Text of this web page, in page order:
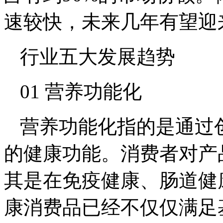
速较快，未来几年有望
行业五大发展趋势
01 营养功能化
营养功能化指的是通过
的健康功能。消费者对
其是在免疫健康、肠道
康消费品已经不仅仅满